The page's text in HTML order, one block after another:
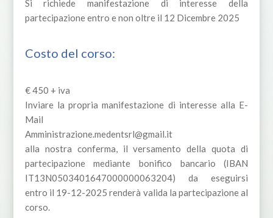
Si richiede manifestazione di interesse della
partecipazione entro e non oltre il 12 Dicembre 2025
Costo del corso:
€ 450 + iva
Inviare la propria manifestazione di interesse alla E-
Mail
Amministrazione.medentsrl@gmail.it
alla nostra conferma, il versamento della quota di
partecipazione mediante bonifico bancario (IBAN
IT13N0503401647000000063204) da eseguirsi
entro il 19-12-2025 renderà valida la partecipazione al
corso.